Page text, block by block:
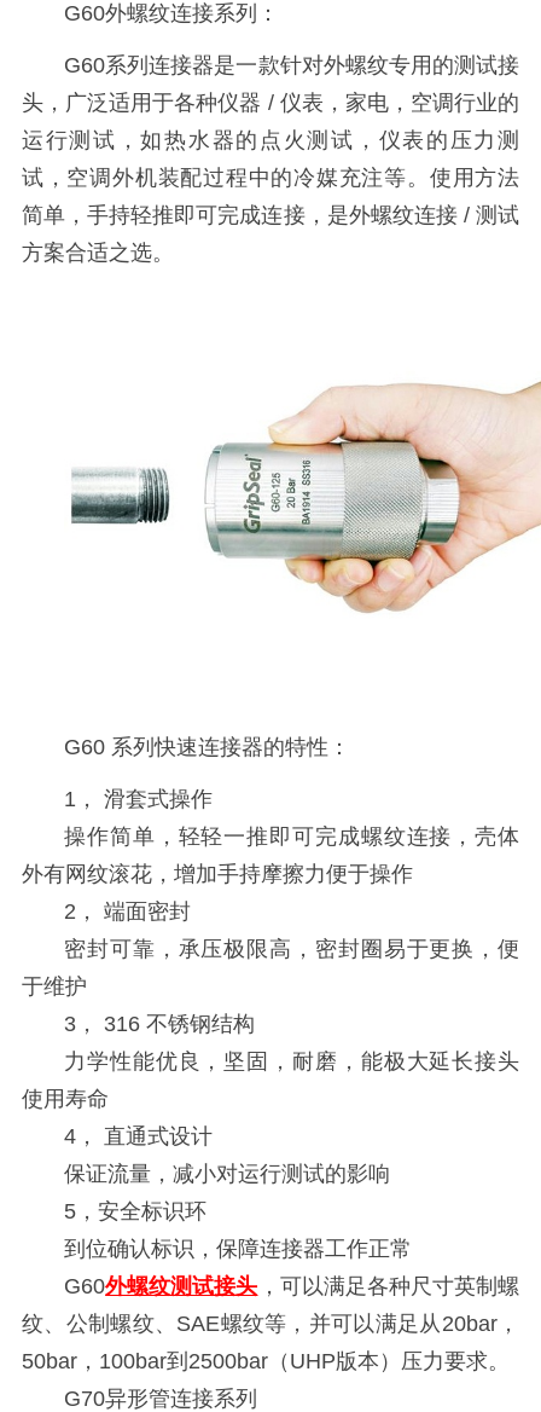
G60外螺纹连接系列：
G60系列连接器是一款针对外螺纹专用的测试接
头，广泛适用于各种仪器 / 仪表，家电，空调行业的
运行测试，如热水器的点火测试，仪表的压力测
试，空调外机装配过程中的冷媒充注等。使用方法
简单，手持轻推即可完成连接，是外螺纹连接 / 测试
方案合适之选。
G60 系列快速连接器的特性：
1， 滑套式操作
操作简单，轻轻一推即可完成螺纹连接，壳体
外有网纹滚花，增加手持摩擦力便于操作
2， 端面密封
密封可靠，承压极限高，密封圈易于更换，便
于维护
3， 316 不锈钢结构
力学性能优良，坚固，耐磨，能极大延长接头
使用寿命
4， 直通式设计
保证流量，减小对运行测试的影响
5，安全标识环
到位确认标识，保障连接器工作正常
G60外螺纹测试接头 ，可以满足各种尺寸英制螺
纹、公制螺纹、SAE螺纹等，并可以满足从20bar，
50bar，100bar到2500bar（UHP版本）压力要求。
G70异形管连接系列